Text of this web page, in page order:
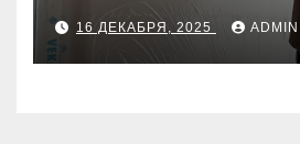
руководство
16 ДЕКАБРЯ, 2025 ADMIN